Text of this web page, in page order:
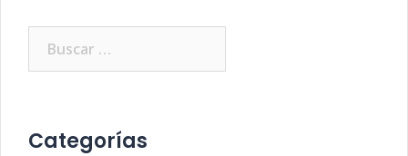
Categorías